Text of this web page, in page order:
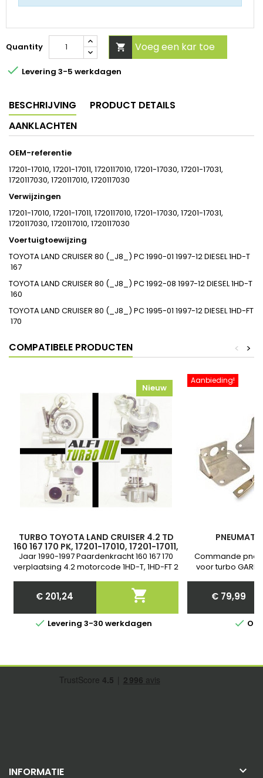
Quantity  Voeg een kar toe
 Levering 3-5 werkdagen
BESCHRIJVING
PRODUCT DETAILS
AANKLACHTEN
OEM-referentie
17201-17010, 17201-17011, 1720117010, 17201-17030, 17201-17031,
1720117030, 1720117010, 1720117030
Verwijzingen
17201-17010, 17201-17011, 1720117010, 17201-17030, 17201-17031,
1720117030, 1720117010, 1720117030
Voertuigtoewijzing
TOYOTALAND CRUISER 80 (_J8_) PC1990-01 1997-12DIESEL1HD-T
167
TOYOTALAND CRUISER 80 (_J8_) PC1992-08 1997-12DIESEL1HD-T
160
TOYOTALAND CRUISER 80 (_J8_) PC1995-01 1997-12DIESEL1HD-FT
170
COMPATIBELE PRODUCTEN >
<
Nieuw
TURBO TOYOTA LAND CRUISER 4.2 TD
160 167 170 PK, 17201-17010, 17201-17011,
1720117010, 17201-17030, 17201-17031
Jaar 1990-1997 Paardenkracht 160 167 170
verplaatsing 4.2 motorcode 1HD-T, 1HD-FT 2
Price
€ 201,24 
 Levering 3-30 werkdagen
Aanbieding!
Commande
voor turbo
van
Price
€ 79,99
 Op
INFORMATIE 